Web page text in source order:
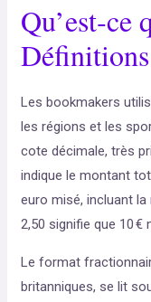
Qu’est‑ce
Les bookmakers
les régions et les
cote décimale, très
indique le montant
euro misé, incluant la
2,50 signifie que 10
Le format
britanniques, se lit